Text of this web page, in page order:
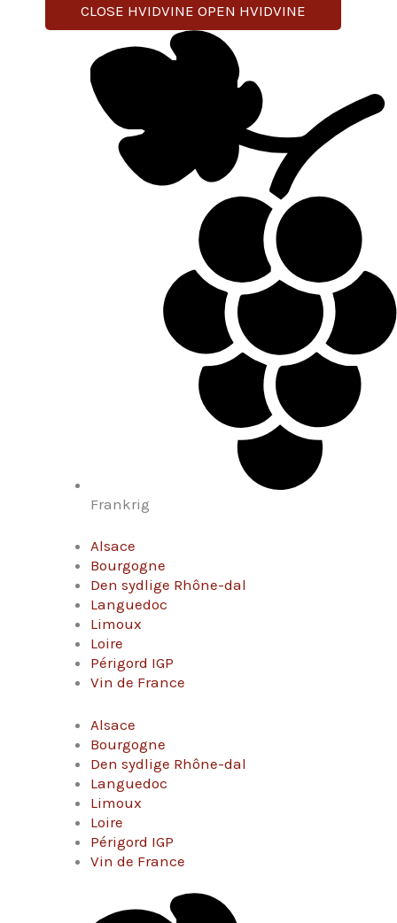
CLOSE HVIDVINE OPEN HVIDVINE
Frankrig
Alsace
Bourgogne
Den sydlige Rhône-dal
Languedoc
Limoux
Loire
Périgord IGP
Vin de France
Alsace
Bourgogne
Den sydlige Rhône-dal
Languedoc
Limoux
Loire
Périgord IGP
Vin de France